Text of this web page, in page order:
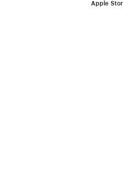
Apple